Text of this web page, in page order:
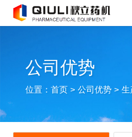
公司优势
位置：首页 >公司优势 >生